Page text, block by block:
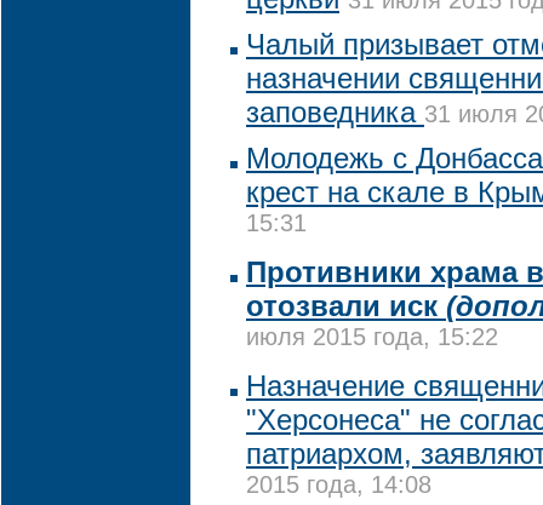
Чалый призывает
назначении
заповедника 31 июля
Молодежь с
крест на скале в
15:31
Противники храма
отозвали иск
июля 2015 года, 15:22
Назначение
"Херсонеса" не
патриархом,
2015 года, 14:08